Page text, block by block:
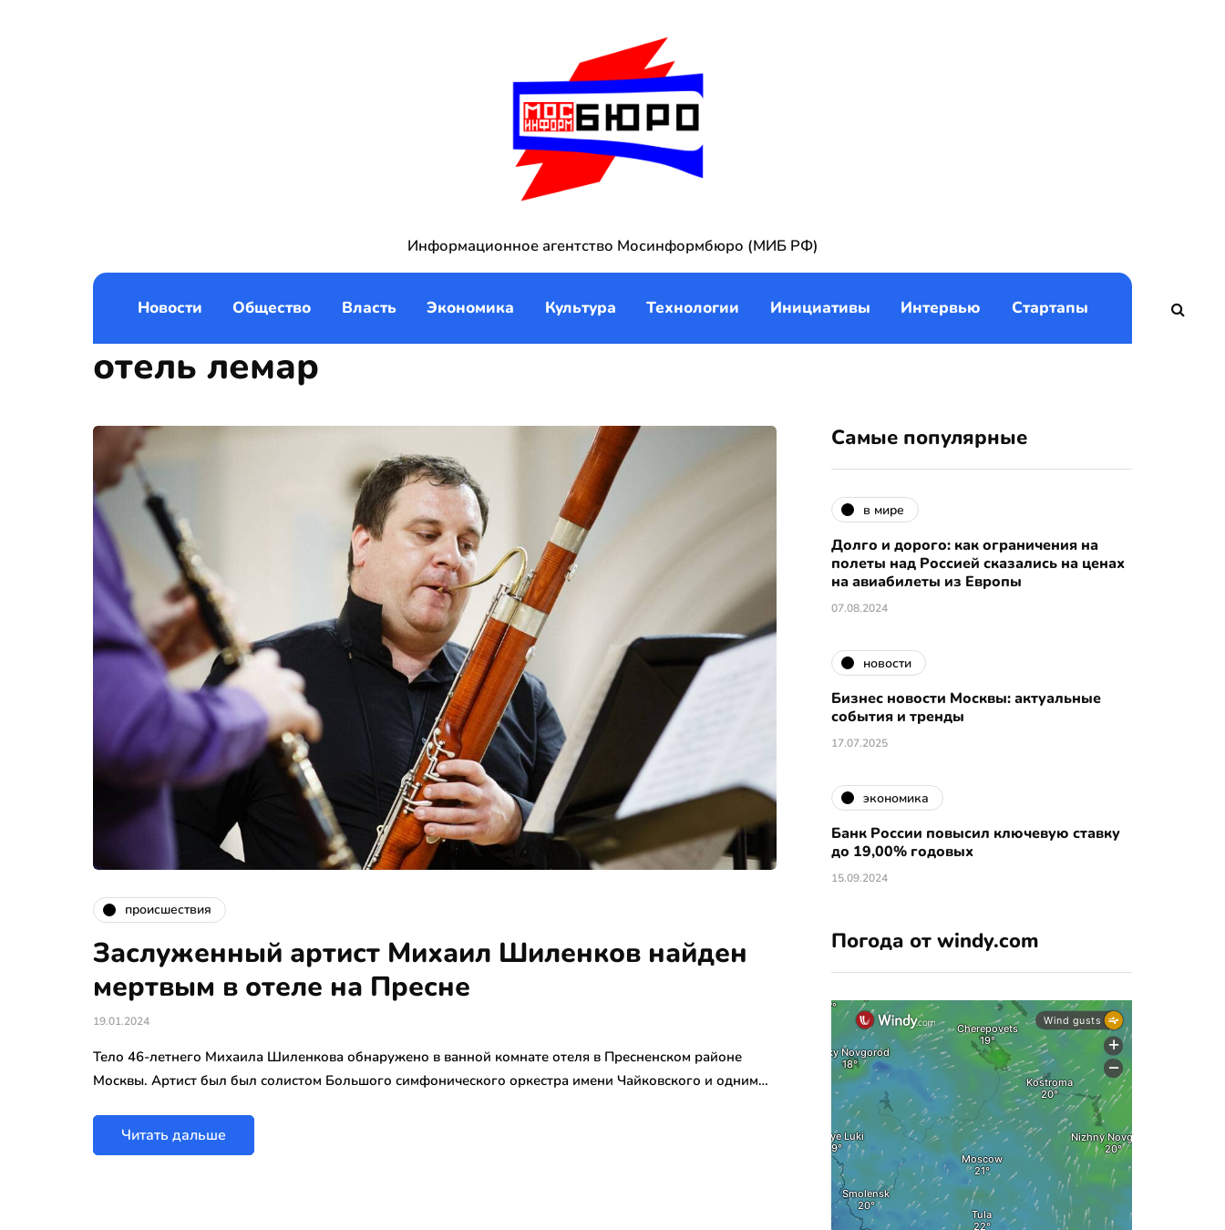
Информационное агентство Мосинформбюро (МИБ РФ)
Новости Общество Власть Экономика Культура Технологии Инициативы Интервью Стартапы
отель лемар
происшествия
Заслуженный артист Михаил Шиленков найден
мертвым в отеле на Пресне
19.01.2024
Тело 46-летнего Михаила Шиленкова обнаружено в ванной комнате отеля в Пресненском районе
Москвы. Артист был был солистом Большого симфонического оркестра имени Чайковского и одним…
Читать дальше
Самые популярные
в мире
Долго и дорого: как ограничения на
полеты над Россией сказались на ценах
на авиабилеты из Европы
07.08.2024
новости
Бизнес новости Москвы: актуальные
события и тренды
17.07.2025
экономика
Банк России повысил ключевую ставку
до 19,00% годовых
15.09.2024
Погода от windy.com